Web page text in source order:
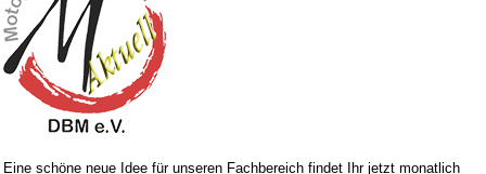
Eine schöne neue Idee für unseren Fachbereich findet Ihr jetzt monatlich